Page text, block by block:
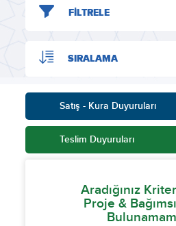
FİLTRELE
SIRALAMA
Satış - Kura Duyuruları
Teslim Duyuruları
Aradığınız
Proje &